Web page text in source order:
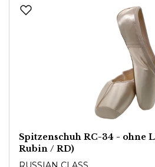
Spitzenschuh RC-34 - ohne
Rubin / RD)